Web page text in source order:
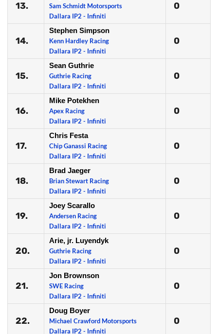
13.
Sam Schmidt Motorsports
Dallara IP2 - Infiniti
0
14.
Stephen Simpson
Kenn Hardley Racing
Dallara IP2 - Infiniti
0
15.
Sean Guthrie
Guthrie Racing
Dallara IP2 - Infiniti
0
16.
Mike Potekhen
Apex Racing
Dallara IP2 - Infiniti
0
17.
Chris Festa
Chip Ganassi Racing
Dallara IP2 - Infiniti
0
18.
Brad Jaeger
Brian Stewart Racing
Dallara IP2 - Infiniti
0
19.
Joey Scarallo
Andersen Racing
Dallara IP2 - Infiniti
0
20.
Arie, jr. Luyendyk
Guthrie Racing
Dallara IP2 - Infiniti
0
21.
Jon Brownson
SWE Racing
Dallara IP2 - Infiniti
0
22.
Doug Boyer
Michael Crawford Motorsports
Dallara IP2 - Infiniti
0